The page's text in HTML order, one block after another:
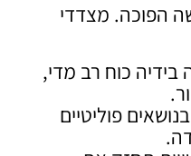
הפוכה. מצדדי
כוח רב מדי,
פוליטיים